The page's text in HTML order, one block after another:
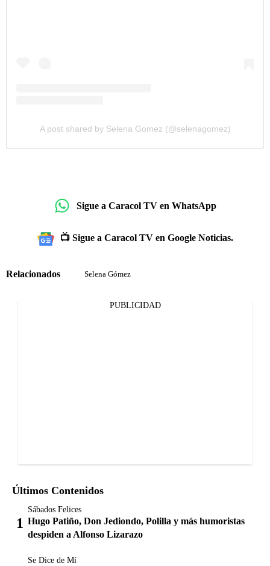
A post shared by Selena Gomez (@selenagomez)
Sigue a Caracol TV en WhatsApp
📺 Sigue a Caracol TV en Google Noticias.
Relacionados Selena Gómez
PUBLICIDAD
Últimos Contenidos
Sábados Felices
Hugo Patiño, Don Jediondo, Polilla y más humoristas
despiden a Alfonso Lizarazo
Se Dice de Mí